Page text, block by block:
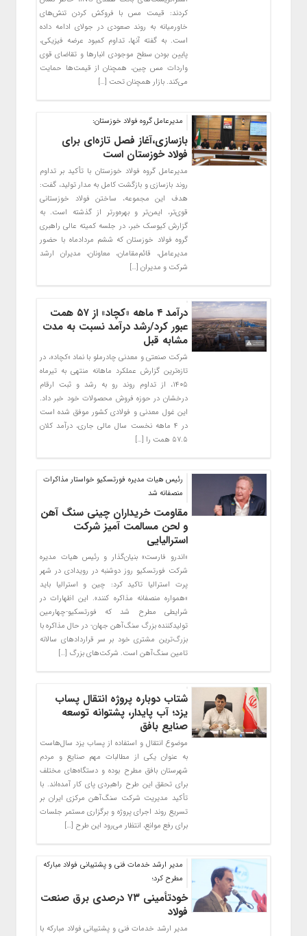
کردند: قیمت مس با فروکش کردن تنش‌های
خاورمیانه به روند صعودی در جولای ادامه داده
است. به گفته آنها، تداوم کمبود عرضه فیزیکی،
پایین بودن سطح موجودی انبارها و تقاضای قوی
واردات مس چین، همچنان از قیمت‌ها حمایت
می‌کند. بازار همچنان تحت […]
مدیرعامل گروه فولاد خوزستان:
بازسازی،آغاز فصل تازه‌ای برای
فولاد خوزستان است
مدیرعامل گروه فولاد خوزستان با تأکید بر تداوم
روند بازسازی و بازگشت کامل به مدار تولید، گفت:
هدف این مجموعه، ساختن فولاد خوزستانی
قوی‌تر، ایمن‌تر و بهره‌ورتر از گذشته است. به
گزارش کیوسک خبر، در جلسه کمیته عالی راهبری
گروه فولاد خوزستان که ششم مردادماه با حضور
مدیرعامل، قائم‌مقامان، معاونان، مدیران ارشد
شرکت و مدیران […]
درآمد ۴ ماهه «کچاد» از ۵۷ همت
عبور کرد/رشد درآمد نسبت به مدت
مشابه قبل
شرکت صنعتی و معدنی چادرملو با نماد «کچاد»، در
تازه‌ترین گزارش عملکرد ماهانه منتهی به تیرماه
۱۴۰۵، از تداوم روند رو به رشد و ثبت ارقام
درخشان در حوزه فروش محصولات خود خبر داد.
این غول معدنی و فولادی کشور موفق شده است
در ۴ ماهه نخست سال مالی جاری، درآمد کلان
۵۷.۵ همت را […]
رئیس هیات مدیره فورتسکیو خواستار مذاکرات
منصفانه شد
مقاومت خریداران چینی سنگ آهن
و لحن مسالمت آمیز شرکت
استرالیایی
«اندرو فارست» بنیان‌گذار و رئیس هیات مدیره
شرکت فورتسکیو روز دوشنبه در رویدادی در شهر
پرت استرالیا تاکید کرد: چین و استرالیا باید
«همواره منصفانه مذاکره کنند». این اظهارات در
شرایطی مطرح شد که فورتسکیو-چهارمین
تولیدکننده بزرگ سنگ‌آهن جهان- در حال مذاکره با
بزرگ‌ترین مشتری خود بر سر قراردادهای سالانه
تامین سنگ‌آهن است. شرکت‌های بزرگ […]
شتاب دوباره پروژه انتقال پساب
یزد؛ آب پایدار، پشتوانه توسعه
صنایع بافق
موضوع انتقال و استفاده از پساب یزد سال‌هاست
به عنوان یکی از مطالبات مهم صنایع و مردم
شهرستان بافق مطرح بوده و دستگاه‌های مختلف
برای تحقق این طرح راهبردی پای کار آمده‌اند. با
تأکید مدیریت شرکت سنگ‌آهن مرکزی ایران بر
تسریع روند اجرای پروژه و برگزاری مستمر جلسات
برای رفع موانع، انتظار می‌رود این طرح […]
مدیر ارشد خدمات فنی و پشتیبانی فولاد مبارکه
مطرح کرد؛
خودتأمینی ۷۳ درصدی برق صنعت
فولاد
مدیر ارشد خدمات فنی و پشتیبانی فولاد مبارکه با